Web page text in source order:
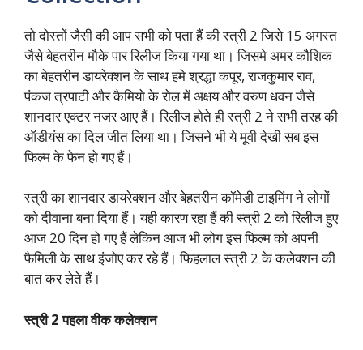
तो दोस्तों जैसी की आप सभी को पता हैं की स्त्री 2 जिसे 15 अगस्त
जैसे बेहतरीन मौके पार रिलीज किया गया था। जिसमे अमर कौशिक
का बेहतरीन डायरेक्शन के साथ हमे श्रद्धा कपूर, राजकुमार राव,
पंकज त्रपाटी और कैमियो के रोल में अक्षय और वरुण धवन जैसे
शानदार एक्टर नजर आए हैं। रिलीज होते ही स्त्री 2 ने सभी तरह की
ऑडीयंस का दिल जीत लिया था। जिसने भी ये मूवी देखी सब इस
फिल्म के फेन हो गए हैं।
स्त्री का शानदार डायरेक्शन और बेहतरीन कॉमेडी टाइमिंग ने लोगों
को दीवाना बना दिया हैं। यही कारण रहा हैं की स्त्री 2 को रिलीज हुए
आज 20 दिन हो गए हैं लेकिन आज भी लोग इस फिल्म को अपनी
फैमिली के साथ इंजोए कर रहे हैं। फ़िहलाल स्त्री 2 के कलेक्शन की
बात कर लेते हैं।
स्त्री 2 पहला वीक कलेक्शन